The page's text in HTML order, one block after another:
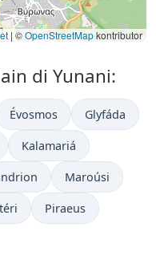
| ©OpenStreetMapkontributor
di Yunani:
Évosmos Glyfáda
Kalamariá
Maroúsi
Piraeus